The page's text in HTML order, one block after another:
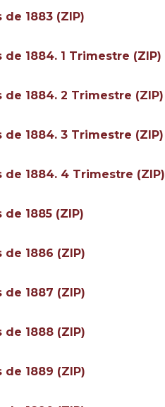
1883 (ZIP)
1884. 1 Trimestre (ZIP)
1884. 2 Trimestre (ZIP)
1884. 3 Trimestre (ZIP)
1884. 4 Trimestre (ZIP)
1885 (ZIP)
1886 (ZIP)
1887 (ZIP)
1888 (ZIP)
1889 (ZIP)